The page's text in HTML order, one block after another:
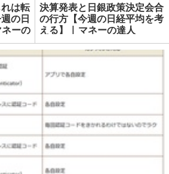
は転
の日
ーの
決算発表と日銀政策決定会合
の行方【今週の日経平均を考
える】 | マネーの達人